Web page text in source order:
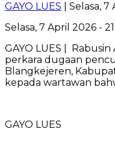
GAYO LUES | Selasa,
Selasa, 7 April 2026 -
GAYO LUES |
perkara dugaan
Blangkejeren,
kepada wartawan
GAYO LUES